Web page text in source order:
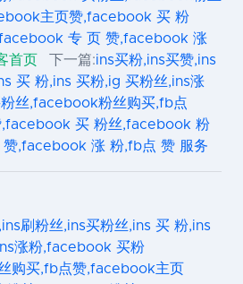
主页赞,facebook 买 粉
专 页 赞,facebook 涨
首页 下一篇:ins买粉,ins买赞,ins
买 粉,ins 买粉,ig 买粉丝,ins涨
丝,facebook粉丝购买,fb点
买 粉丝,facebook 粉
,facebook 涨 粉,fb点 赞 服务
刷粉丝,ins买粉丝,ins 买 粉,ins
涨粉,facebook 买粉
购买,fb点赞,facebook主页